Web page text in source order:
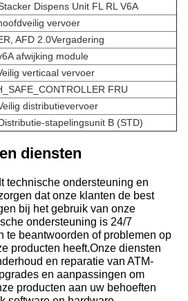
Dispens Unit FL RL V6A
vervoer
AFD 2.0Vergadering
afwijking module
verticaal vervoer
FRU
distributievervoer
stapelingsunit B (STD)
diensten
technische ondersteuning en
dat onze klanten de best
bij het gebruik van onze
ondersteuning is 24/7
te beantwoorden of problemen op
producten heeft.Onze diensten
en reparatie van ATM-
en aanpassingen om
producten aan uw behoeften